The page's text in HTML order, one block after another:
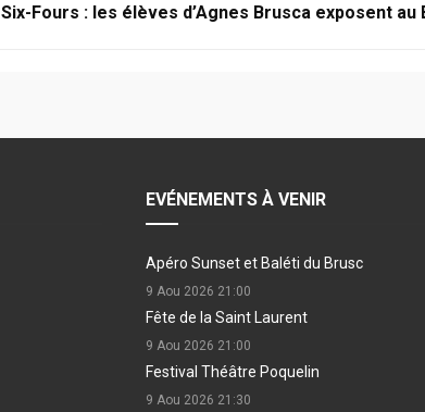
Six-Fours : les élèves d’Agnes Brusca exposent au
EVÉNEMENTS À VENIR
Apéro Sunset et Baléti du Brusc
9 Aou 2026 21:00
Fête de la Saint Laurent
9 Aou 2026 21:00
Festival Théâtre Poquelin
9 Aou 2026 21:30